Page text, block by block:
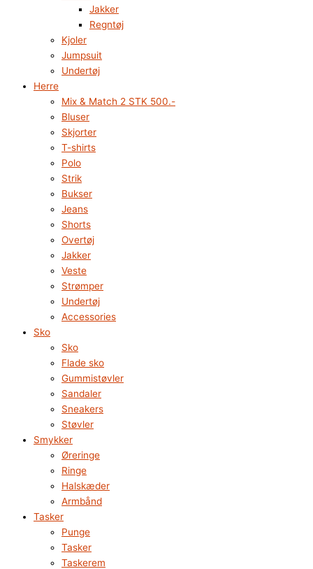
Jakker
Regntøj
Kjoler
Jumpsuit
Undertøj
Herre
Mix & Match 2 STK 500.-
Bluser
Skjorter
T-shirts
Polo
Strik
Bukser
Jeans
Shorts
Overtøj
Jakker
Veste
Strømper
Undertøj
Accessories
Sko
Sko
Flade sko
Gummistøvler
Sandaler
Sneakers
Støvler
Smykker
Øreringe
Ringe
Halskæder
Armbånd
Tasker
Punge
Tasker
Taskerem